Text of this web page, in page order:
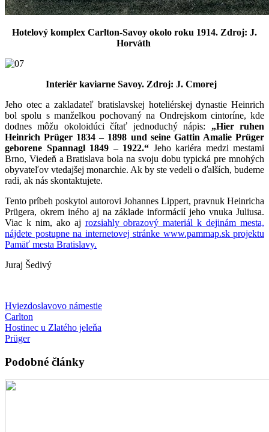
Hotelový komplex Carlton-Savoy okolo roku 1914. Zdroj: J.
Horváth
Interiér kaviarne Savoy. Zdroj: J. Cmorej
Jeho otec a zakladateľ bratislavskej hoteliérskej dynastie Heinrich
bol spolu s manželkou pochovaný na Ondrejskom cintoríne, kde
dodnes môžu okoloidúci čítať jednoduchý nápis: „Hier ruhen
Heinrich Prüger 1834 – 1898 und seine Gattin Amalie Prüger
geborene Spannagl 1849 – 1922.“ Jeho kariéra medzi mestami
Brno, Viedeň a Bratislava bola na svoju dobu typická pre mnohých
obyvateľov vtedajšej monarchie. Ak by ste vedeli o ďalších, budeme
radi, ak nás skontaktujete.
Tento príbeh poskytol autorovi Johannes Lippert, pravnuk Heinricha
Prügera, okrem iného aj na základe informácií jeho vnuka Juliusa.
Viac k nim, ako aj rozsiahly obrazový materiál k dejinám mesta,
nájdete postupne na internetovej stránke www.pammap.sk projektu
Pamäť mesta Bratislavy.
Juraj Šedivý
Hviezdoslavovo námestie
Carlton
Hostinec u Zlatého jeleňa
Prüger
Podobné články